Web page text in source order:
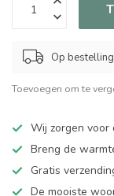
Op
Toevoegen om te
Wij zorgen voor
Breng de
Gratis
De mooiste